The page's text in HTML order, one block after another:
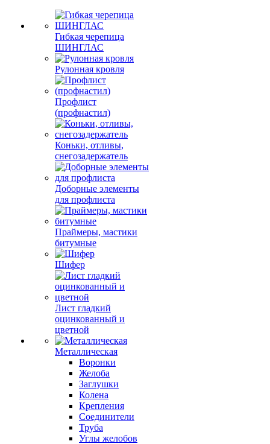
Гибкая черепица
ШИНГЛАС
Рулонная кровля
Профлист
(профнастил)
Коньки, отливы,
снегозадержатель
Доборные элементы
для профлиста
Праймеры, мастики
битумные
Шифер
Лист гладкий
оцинкованный и
цветной
Металлическая
Воронки
Желоба
Заглушки
Колена
Крепления
Соединители
Труба
Углы желобов